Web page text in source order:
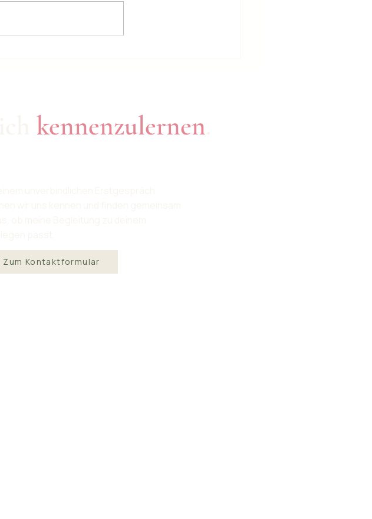
kennenzulernen
Zum Kontaktformular